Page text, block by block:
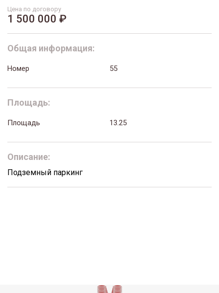
Цена по договору
1 500 000 ₽
Общая информация:
Номер 55
Площадь:
Площадь 13.25
Описание:
Подземный паркинг